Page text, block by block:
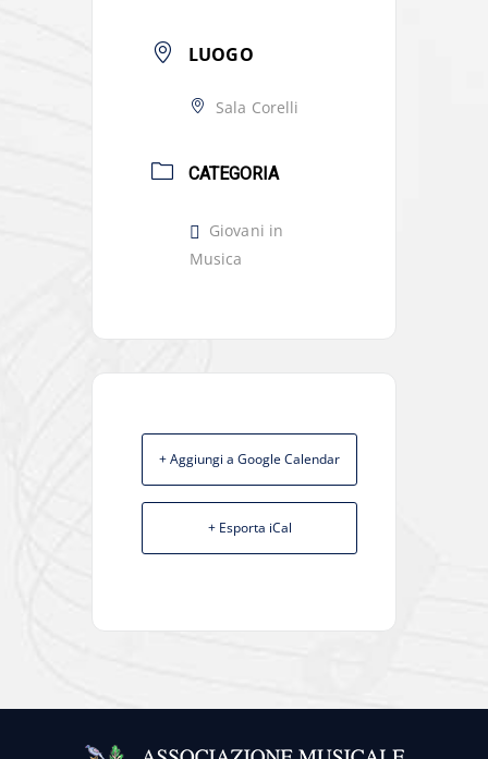
LUOGO
Sala Corelli
CATEGORIA
Giovani in
Musica
+ Aggiungi a Google Calendar
+ Esporta iCal